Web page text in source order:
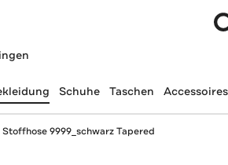
Schuhe Taschen Accessoires
Stoffhose 9999_schwarz Tapered